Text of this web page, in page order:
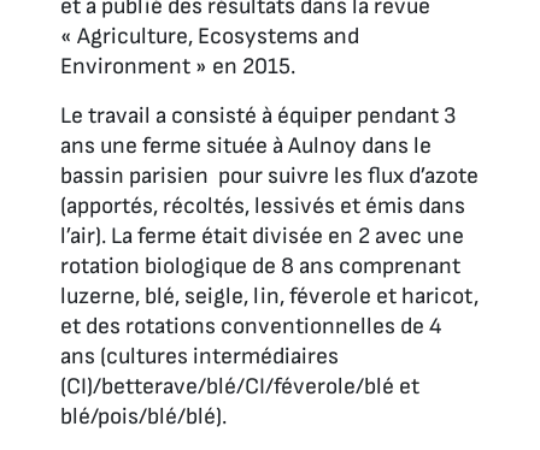
et a publié des résultats dans la revue
« Agriculture, Ecosystems and
Environment » en 2015.
Le travail a consisté à équiper pendant 3
ans une ferme située à Aulnoy dans le
bassin parisien pour suivre les flux d’azote
(apportés, récoltés, lessivés et émis dans
l’air). La ferme était divisée en 2 avec une
rotation biologique de 8 ans comprenant
luzerne, blé, seigle, lin, féverole et haricot,
et des rotations conventionnelles de 4
ans (cultures intermédiaires
(CI)/betterave/blé/CI/féverole/blé et
blé/pois/blé/blé).